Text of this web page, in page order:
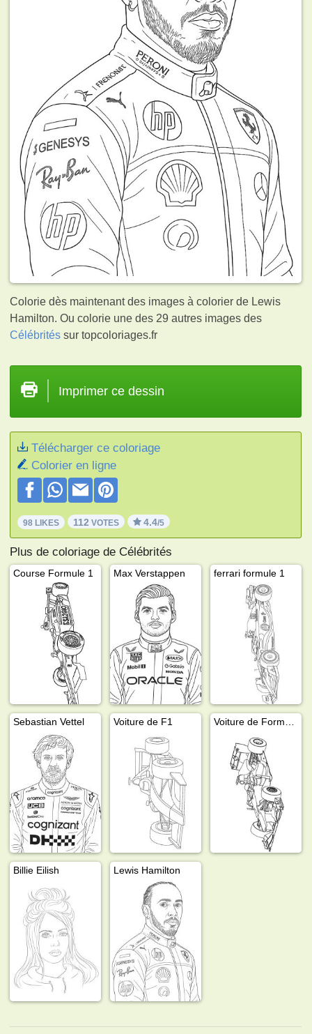
Colorie dès maintenant des images à colorier de Lewis
Hamilton. Ou colorie une des 29 autres images des
Célébrités sur topcoloriages.fr
Imprimer ce dessin
Télécharger ce coloriage
Colorier en ligne
98 LIKES 112 VOTES 4.4/5
Plus de coloriage de Célébrités
Course Formule 1 Max Verstappen ferrari formule 1
Sebastian Vettel Voiture de F1
Billie Eilish Lewis Hamilton